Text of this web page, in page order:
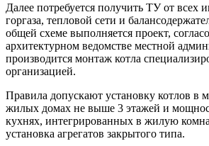
Далее потребуется получить ТУ от всех
горгаза, тепловой сети и
общей схеме выполняется проект,
архитектурном ведомстве местной
производится монтаж котла
организацией.
Правила допускают установку котлов в
жилых домах не выше 3 этажей и
кухнях, интегрированных в жилую
установка агрегатов закрытого типа.